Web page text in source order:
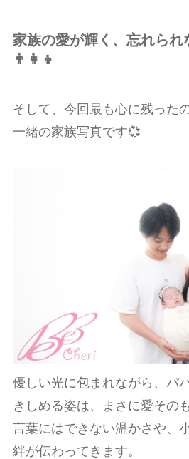
家族の愛が輝く、忘れられ
👨‍👩‍👦
そして、今回最も心に残った
一緒の家族写真です💞
優しい光に包まれながら、パ
きしめる姿は、まさに愛その
言葉にはできない温かさや、
絆が伝わってきます。